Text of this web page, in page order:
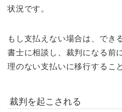
状況です。
もし支払えない場合は、でき
書士に相談し、裁判になる前
理のない支払いに移行するこ
裁判を起こされる